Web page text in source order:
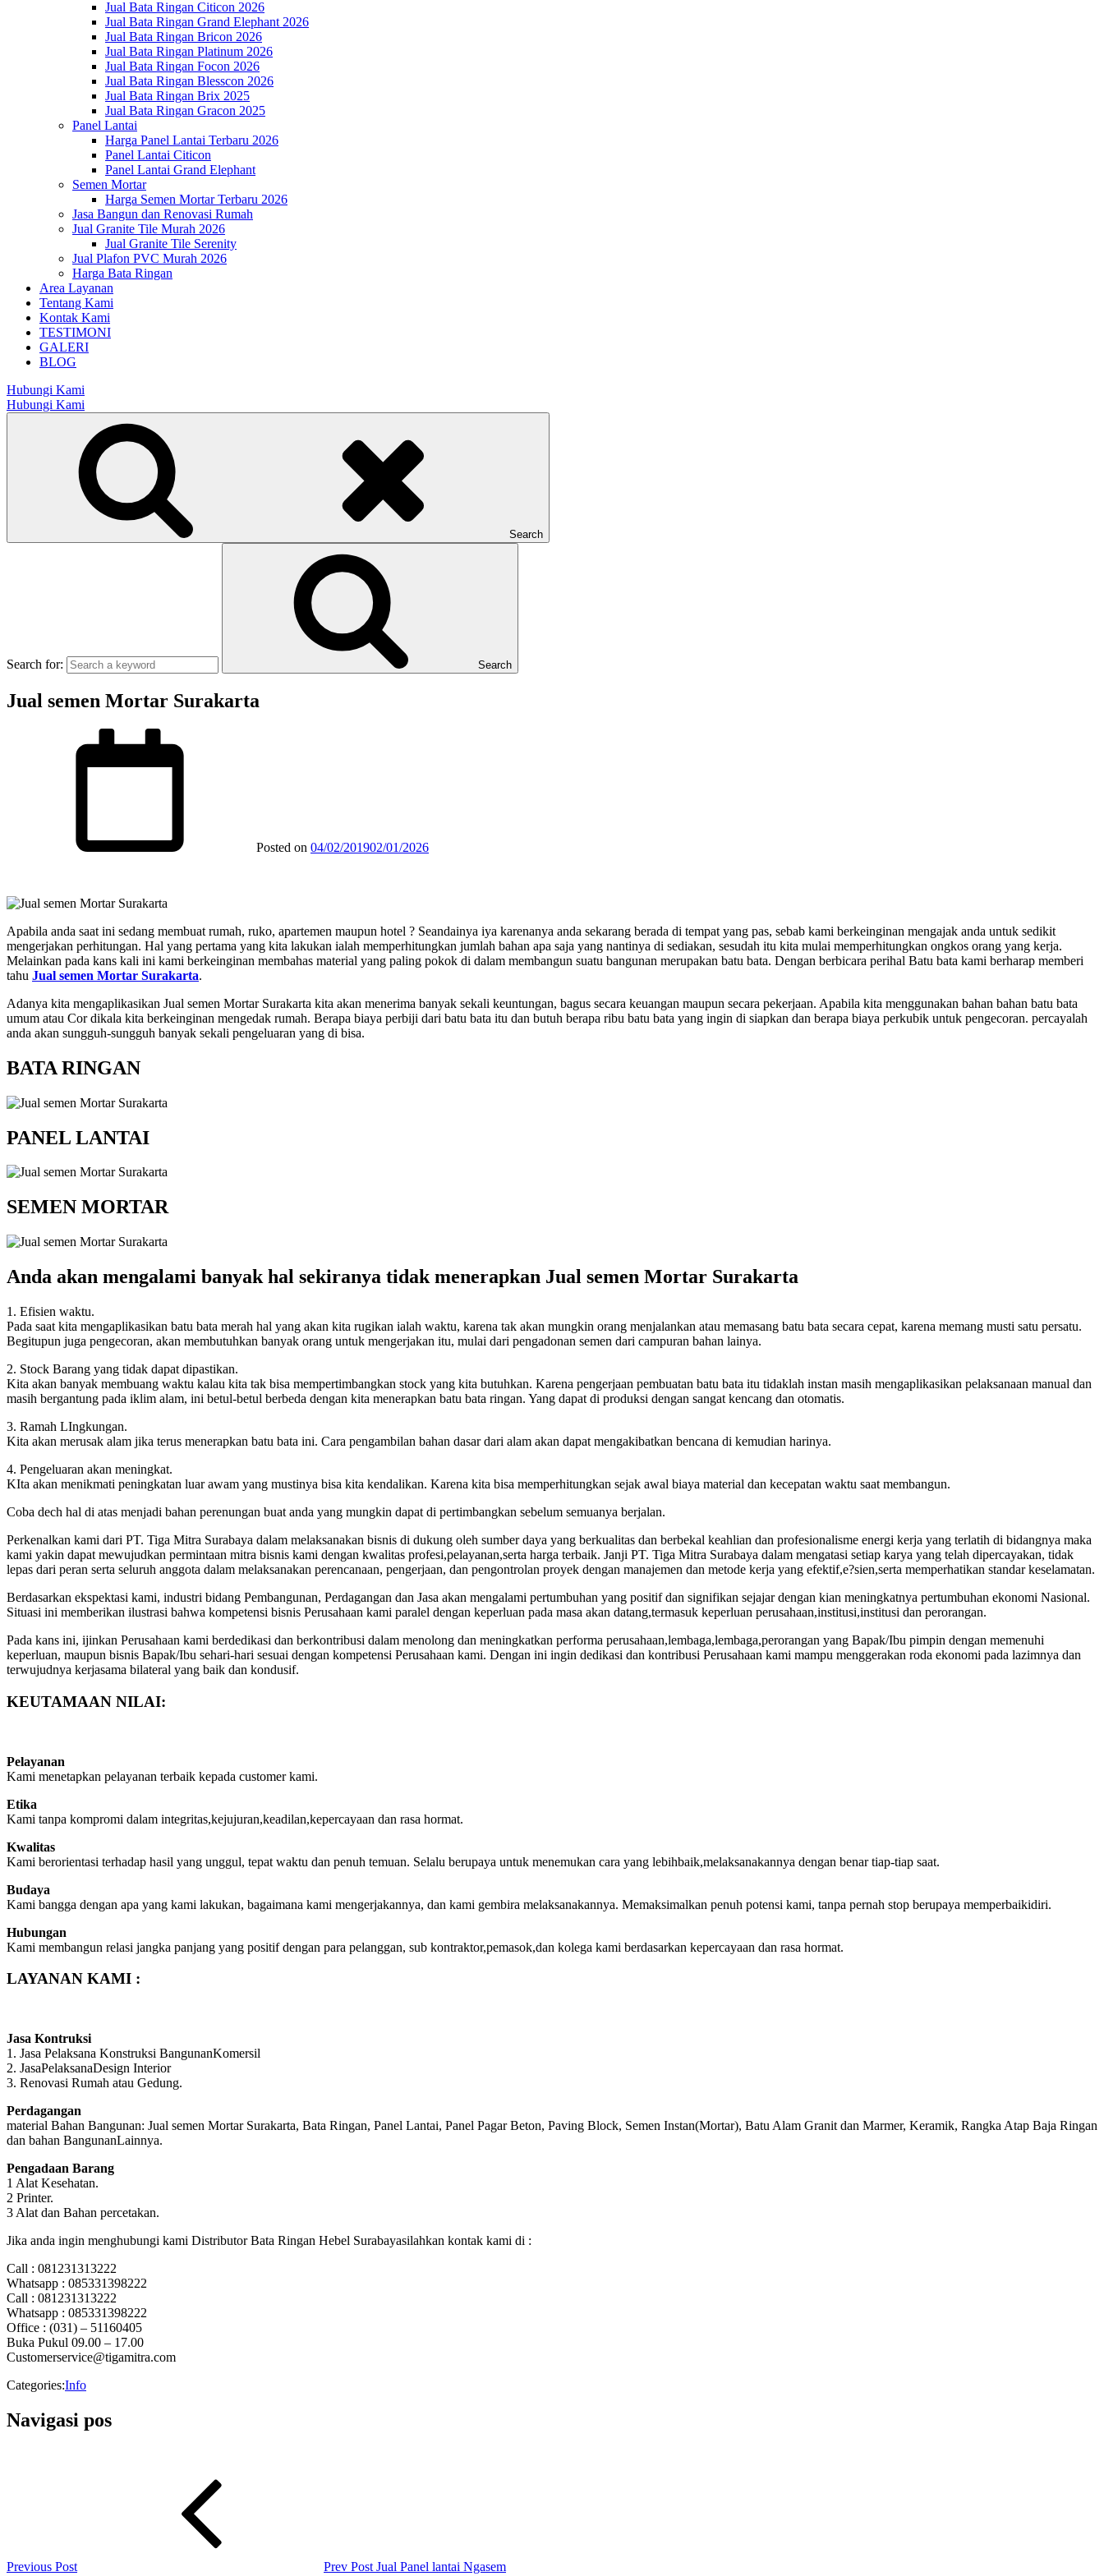
Jual Bata Ringan Citicon 2026
Jual Bata Ringan Grand Elephant 2026
Jual Bata Ringan Bricon 2026
Jual Bata Ringan Platinum 2026
Jual Bata Ringan Focon 2026
Jual Bata Ringan Blesscon 2026
Jual Bata Ringan Brix 2025
Jual Bata Ringan Gracon 2025
Panel Lantai
Harga Panel Lantai Terbaru 2026
Panel Lantai Citicon
Panel Lantai Grand Elephant
Semen Mortar
Harga Semen Mortar Terbaru 2026
Jasa Bangun dan Renovasi Rumah
Jual Granite Tile Murah 2026
Jual Granite Tile Serenity
Jual Plafon PVC Murah 2026
Harga Bata Ringan
Area Layanan
Tentang Kami
Kontak Kami
TESTIMONI
GALERI
BLOG
Hubungi Kami
Hubungi Kami
Search
Search for: Search
Jual semen Mortar Surakarta
Posted on 04/02/201902/01/2026
Apabila anda saat ini sedang membuat rumah, ruko, apartemen maupun hotel ? Seandainya iya karenanya anda sekarang berada di tempat yang pas, sebab kami berkeinginan mengajak anda untuk sedikit
mengerjakan perhitungan. Hal yang pertama yang kita lakukan ialah memperhitungkan jumlah bahan apa saja yang nantinya di sediakan, sesudah itu kita mulai memperhitungkan ongkos orang yang kerja.
Melainkan pada kans kali ini kami berkeinginan membahas material yang paling pokok di dalam membangun suatu bangunan merupakan batu bata. Dengan berbicara perihal Batu bata kami berharap memberi
tahu Jual semen Mortar Surakarta.
Adanya kita mengaplikasikan Jual semen Mortar Surakarta kita akan menerima banyak sekali keuntungan, bagus secara keuangan maupun secara pekerjaan. Apabila kita menggunakan bahan bahan batu bata
umum atau Cor dikala kita berkeinginan mengedak rumah. Berapa biaya perbiji dari batu bata itu dan butuh berapa ribu batu bata yang ingin di siapkan dan berapa biaya perkubik untuk pengecoran. percayalah
anda akan sungguh-sungguh banyak sekali pengeluaran yang di bisa.
BATA RINGAN
PANEL LANTAI
SEMEN MORTAR
Anda akan mengalami banyak hal sekiranya tidak menerapkan Jual semen Mortar Surakarta
1. Efisien waktu.
Pada saat kita mengaplikasikan batu bata merah hal yang akan kita rugikan ialah waktu, karena tak akan mungkin orang menjalankan atau memasang batu bata secara cepat, karena memang musti satu persatu.
Begitupun juga pengecoran, akan membutuhkan banyak orang untuk mengerjakan itu, mulai dari pengadonan semen dari campuran bahan lainya.
2. Stock Barang yang tidak dapat dipastikan.
Kita akan banyak membuang waktu kalau kita tak bisa mempertimbangkan stock yang kita butuhkan. Karena pengerjaan pembuatan batu bata itu tidaklah instan masih mengaplikasikan pelaksanaan manual dan
masih bergantung pada iklim alam, ini betul-betul berbeda dengan kita menerapkan batu bata ringan. Yang dapat di produksi dengan sangat kencang dan otomatis.
3. Ramah LIngkungan.
Kita akan merusak alam jika terus menerapkan batu bata ini. Cara pengambilan bahan dasar dari alam akan dapat mengakibatkan bencana di kemudian harinya.
4. Pengeluaran akan meningkat.
KIta akan menikmati peningkatan luar awam yang mustinya bisa kita kendalikan. Karena kita bisa memperhitungkan sejak awal biaya material dan kecepatan waktu saat membangun.
Coba dech hal di atas menjadi bahan perenungan buat anda yang mungkin dapat di pertimbangkan sebelum semuanya berjalan.
Perkenalkan kami dari PT. Tiga Mitra Surabaya dalam melaksanakan bisnis di dukung oleh sumber daya yang berkualitas dan berbekal keahlian dan profesionalisme energi kerja yang terlatih di bidangnya maka
kami yakin dapat mewujudkan permintaan mitra bisnis kami dengan kwalitas profesi,pelayanan,serta harga terbaik. Janji PT. Tiga Mitra Surabaya dalam mengatasi setiap karya yang telah dipercayakan, tidak
lepas dari peran serta seluruh anggota dalam melaksanakan perencanaan, pengerjaan, dan pengontrolan proyek dengan manajemen dan metode kerja yang efektif,e?sien,serta memperhatikan standar keselamatan.
Berdasarkan ekspektasi kami, industri bidang Pembangunan, Perdagangan dan Jasa akan mengalami pertumbuhan yang positif dan signifikan sejajar dengan kian meningkatnya pertumbuhan ekonomi Nasional.
Situasi ini memberikan ilustrasi bahwa kompetensi bisnis Perusahaan kami paralel dengan keperluan pada masa akan datang,termasuk keperluan perusahaan,institusi,institusi dan perorangan.
Pada kans ini, ijinkan Perusahaan kami berdedikasi dan berkontribusi dalam menolong dan meningkatkan performa perusahaan,lembaga,lembaga,perorangan yang Bapak/Ibu pimpin dengan memenuhi
keperluan, maupun bisnis Bapak/Ibu sehari-hari sesuai dengan kompetensi Perusahaan kami. Dengan ini ingin dedikasi dan kontribusi Perusahaan kami mampu menggerakan roda ekonomi pada lazimnya dan
terwujudnya kerjasama bilateral yang baik dan kondusif.
KEUTAMAAN NILAI:
Pelayanan
Kami menetapkan pelayanan terbaik kepada customer kami.
Etika
Kami tanpa kompromi dalam integritas,kejujuran,keadilan,kepercayaan dan rasa hormat.
Kwalitas
Kami berorientasi terhadap hasil yang unggul, tepat waktu dan penuh temuan. Selalu berupaya untuk menemukan cara yang lebihbaik,melaksanakannya dengan benar tiap-tiap saat.
Budaya
Kami bangga dengan apa yang kami lakukan, bagaimana kami mengerjakannya, dan kami gembira melaksanakannya. Memaksimalkan penuh potensi kami, tanpa pernah stop berupaya memperbaikidiri.
Hubungan
Kami membangun relasi jangka panjang yang positif dengan para pelanggan, sub kontraktor,pemasok,dan kolega kami berdasarkan kepercayaan dan rasa hormat.
LAYANAN KAMI :
Jasa Kontruksi
1. Jasa Pelaksana Konstruksi BangunanKomersil
2. JasaPelaksanaDesign Interior
3. Renovasi Rumah atau Gedung.
Perdagangan
material Bahan Bangunan: Jual semen Mortar Surakarta, Bata Ringan, Panel Lantai, Panel Pagar Beton, Paving Block, Semen Instan(Mortar), Batu Alam Granit dan Marmer, Keramik, Rangka Atap Baja Ringan
dan bahan BangunanLainnya.
Pengadaan Barang
1 Alat Kesehatan.
2 Printer.
3 Alat dan Bahan percetakan.
Jika anda ingin menghubungi kami Distributor Bata Ringan Hebel Surabayasilahkan kontak kami di :
Call : 081231313222
Whatsapp : 085331398222
Call : 081231313222
Whatsapp : 085331398222
Office : (031) – 51160405
Buka Pukul 09.00 – 17.00
Customerservice@tigamitra.com
Categories:Info
Navigasi pos
Previous Post Prev Post Jual Panel lantai Ngasem